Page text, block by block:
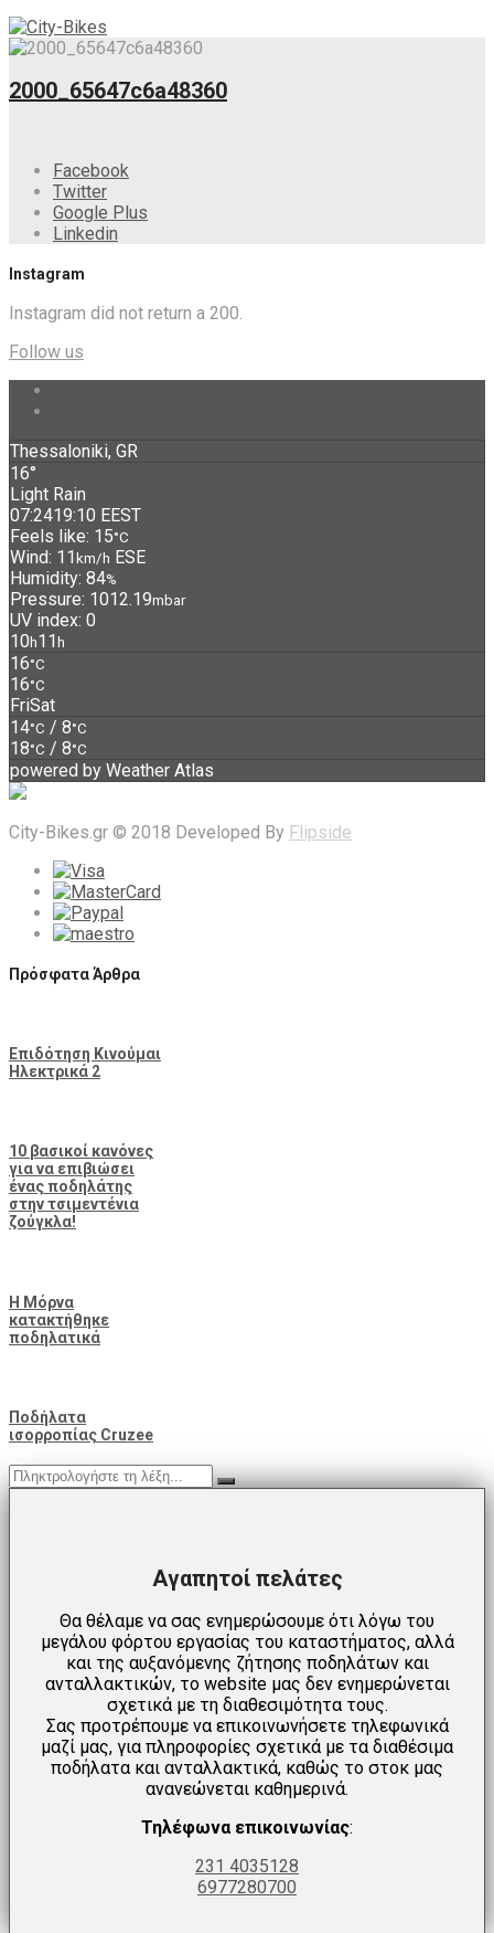
2000_65647c6a48360
Facebook
Twitter
Google Plus
Linkedin
Instagram
Instagram did not return a 200.
Follow us
Thessaloniki, GR
16°
Light Rain
07:2419:10 EEST
Feels like: 15°C
Wind: 11 km/h ESE
Humidity: 84%
Pressure: 1012.19mbar
UV index: 0
10 h11 h
16°C
16°C
FriSat
14°C / 8°C
18°C / 8°C
powered by Weather Atlas
City-Bikes.gr © 2018 Developed By Flipside
Πρόσφατα Άρθρα
Επιδότηση Κινούμαι
Ηλεκτρικά 2
10 βασικοί κανόνες
για να επιβιώσει
ένας ποδηλάτης
στην τσιμεντένια
ζούγκλα!
Η Μόρνα
κατακτήθηκε
ποδηλατικά
Ποδήλατα
ισορροπίας Cruzee
Αγαπητοί πελάτες
Θα θέλαμε να σας ενημερώσουμε ότι λόγω του
μεγάλου φόρτου εργασίας του καταστήματος, αλλά
και της αυξανόμενης ζήτησης ποδηλάτων και
ανταλλακτικών, το website μας δεν ενημερώνεται
σχετικά με τη διαθεσιμότητα τους.
Σας προτρέπουμε να επικοινωνήσετε τηλεφωνικά
μαζί μας, για πληροφορίες σχετικά με τα διαθέσιμα
ποδήλατα και ανταλλακτικά, καθώς το στοκ μας
ανανεώνεται καθημερινά.
Τηλέφωνα επικοινωνίας:
231 4035128
6977280700